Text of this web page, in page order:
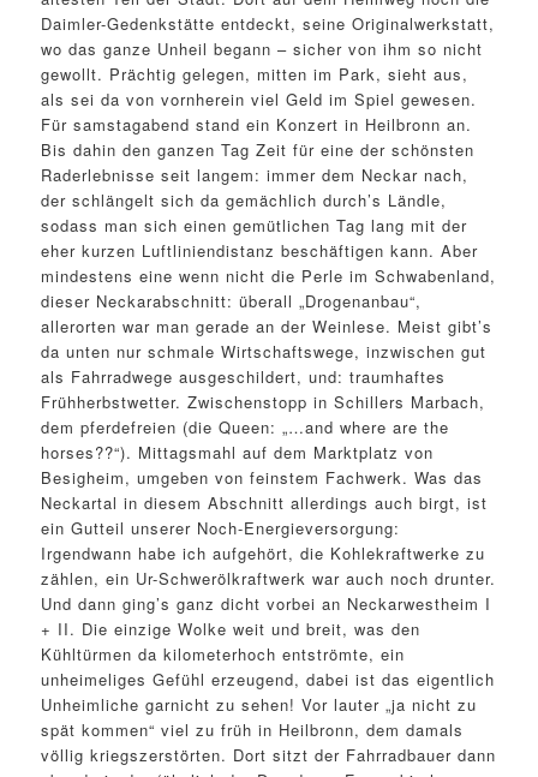
Daimler-Gedenkstätte entdeckt, seine Originalwerkstatt,
wo das ganze Unheil begann – sicher von ihm so nicht
gewollt. Prächtig gelegen, mitten im Park, sieht aus,
als sei da von vornherein viel Geld im Spiel gewesen.
Für samstagabend stand ein Konzert in Heilbronn an.
Bis dahin den ganzen Tag Zeit für eine der schönsten
Raderlebnisse seit langem: immer dem Neckar nach,
der schlängelt sich da gemächlich durch’s Ländle,
sodass man sich einen gemütlichen Tag lang mit der
eher kurzen Luftliniendistanz beschäftigen kann. Aber
mindestens eine wenn nicht die Perle im Schwabenland,
dieser Neckarabschnitt: überall „Drogenanbau“,
allerorten war man gerade an der Weinlese. Meist gibt’s
da unten nur schmale Wirtschaftswege, inzwischen gut
als Fahrradwege ausgeschildert, und: traumhaftes
Frühherbstwetter. Zwischenstopp in Schillers Marbach,
dem pferdefreien (die Queen: „…and where are the
horses??“). Mittagsmahl auf dem Marktplatz von
Besigheim, umgeben von feinstem Fachwerk. Was das
Neckartal in diesem Abschnitt allerdings auch birgt, ist
ein Gutteil unserer Noch-Energieversorgung:
Irgendwann habe ich aufgehört, die Kohlekraftwerke zu
zählen, ein Ur-Schwerölkraftwerk war auch noch drunter.
Und dann ging’s ganz dicht vorbei an Neckarwestheim I
+ II. Die einzige Wolke weit und breit, was den
Kühltürmen da kilometerhoch entströmte, ein
unheimeliges Gefühl erzeugend, dabei ist das eigentlich
Unheimliche garnicht zu sehen! Vor lauter „ja nicht zu
spät kommen“ viel zu früh in Heilbronn, dem damals
völlig kriegszerstörten. Dort sitzt der Fahrradbauer dann